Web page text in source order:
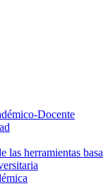
Docente
las herramientas